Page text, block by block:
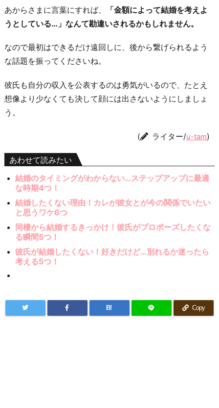
あからさまに言葉にすれば、
「金額によって結婚を考えよ
うとしている…」なんて勘違いされるかもしれません。
なので最初はできるだけ遠回しに、後から繋げられるよう
な話題を振ってくださいね。
彼氏も自分の収入を公表するのは勇気がいるので、たとえ
想像より少なくても決して顔には出さないようにしましょ
う。
( ライター/u-tam)
あわせて読みたい
結婚のタイミングがわからない…ステップアップに最適
な時期4つ！
結婚したくない理由！カレが彼女とが今の関係でいたい
と思うワケ6つ
同棲から結婚するきっかけ！彼氏がプロポーズしたくな
る瞬間5つ！
彼氏が結婚したくない！好きだけど…別れるか迷ったら
考える5つ！
B! Copy